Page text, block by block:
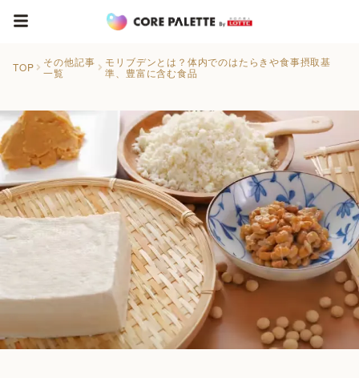
TOP
その他記事
一覧
モリブデンとは？体内でのはたらきや食事摂取基
準、豊富に含む食品